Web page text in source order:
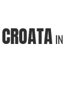
CROATA IN